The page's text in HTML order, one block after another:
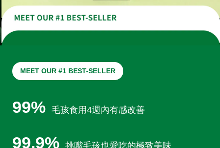
MEET OUR #1 BEST-SELLER
99% 毛孩食用4週內有感改善
99.9% 挑嘴毛孩也愛吃的極致美味